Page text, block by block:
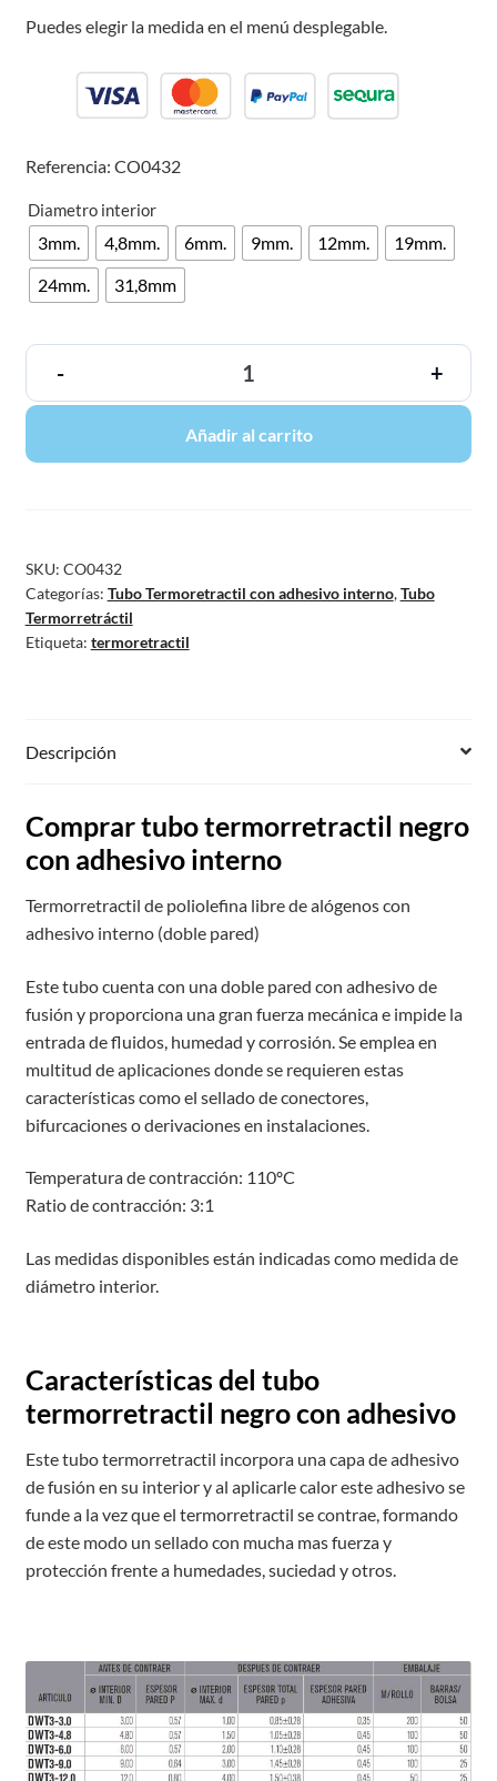
Puedes elegir la medida en el menú desplegable.
Referencia: CO0432
Diametro interior
3mm. 4,8mm. 6mm. 9mm. 12mm.
19mm.
24mm.
31,8mm
- +
Añadir al carrito
SKU: CO0432
Categorías: Tubo Termoretractil con adhesivo interno,Tubo
Termorretráctil
Etiqueta: termoretractil
Descripción
Comprar tubo termorretractil negro
con adhesivo interno
Termorretractil de poliolefina libre de alógenos con
adhesivo interno (doble pared)
Este tubo cuenta con una doble pared con adhesivo de
fusión y proporciona una gran fuerza mecánica e impide la
entrada de fluidos, humedad y corrosión. Se emplea en
multitud de aplicaciones donde se requieren estas
características como el sellado de conectores,
bifurcaciones o derivaciones en instalaciones.
Temperatura de contracción: 110ºC
Ratio de contracción: 3:1
Las medidas disponibles están indicadas como medida de
diámetro interior.
Características del tubo
termorretractil negro con adhesivo
Este tubo termorretractil incorpora una capa de adhesivo
de fusión en su interior y al aplicarle calor este adhesivo se
funde a la vez que el termorretractil se contrae, formando
de este modo un sellado con mucha mas fuerza y
protección frente a humedades, suciedad y otros.